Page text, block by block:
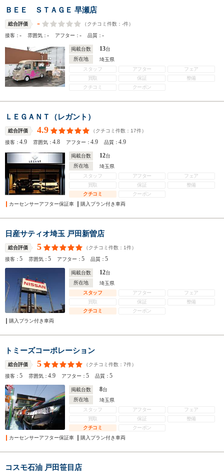
ＢＥＥ ＳＴＡＧＥ 早瀬店
総合評価 - （クチコミ件数： -件）
接客：- 雰囲気：- アフター：- 品質：-
掲載台数 13台
所在地
埼玉県
スタッフ
アフター
フェア
買取
保証
整備
クチコミ
クーポン
ＬＥＧＡＮＴ（レガント）
総合評価 4.9 （クチコミ件数： 17件）
接客：4.9 雰囲気：4.8 アフター：4.9 品質：4.9
掲載台数 12台
所在地
埼玉県
スタッフ
アフター
フェア
買取
保証
整備
クチコミ
クーポン
カーセンサーアフター保証車
購入プラン付き車両
日産サティオ埼玉 戸田新曽店
総合評価 5 （クチコミ件数： 1件）
接客：5 雰囲気：5 アフター：5 品質：5
掲載台数 12台
所在地
埼玉県
スタッフ
アフター
フェア
買取
保証
整備
クチコミ
クーポン
購入プラン付き車両
トミーズコーポレーション
総合評価 5 （クチコミ件数： 7件）
接客：5 雰囲気：4.9 アフター：5 品質：5
掲載台数 8台
所在地
埼玉県
スタッフ
アフター
フェア
買取
保証
整備
クチコミ
クーポン
カーセンサーアフター保証車
購入プラン付き車両
コスモ石油 戸田笹目店